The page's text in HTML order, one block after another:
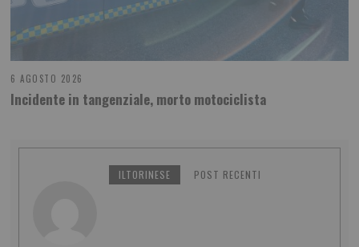
6 AGOSTO 2026
Incidente in tangenziale, morto motociclista
ILTORINESE POST RECENTI